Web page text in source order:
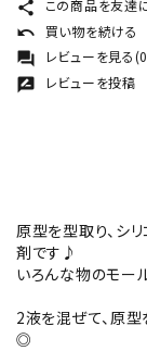
share この商品を友達
undo 買い物を続ける
forum レビューを見る
rate_review レビューを投稿
原型を型取り、シ
剤です♪
いろんな物のモー
2液を混ぜて、原
◎